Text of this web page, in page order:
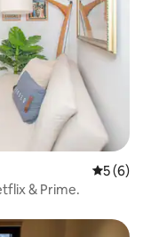
5 (6)
& Prime.